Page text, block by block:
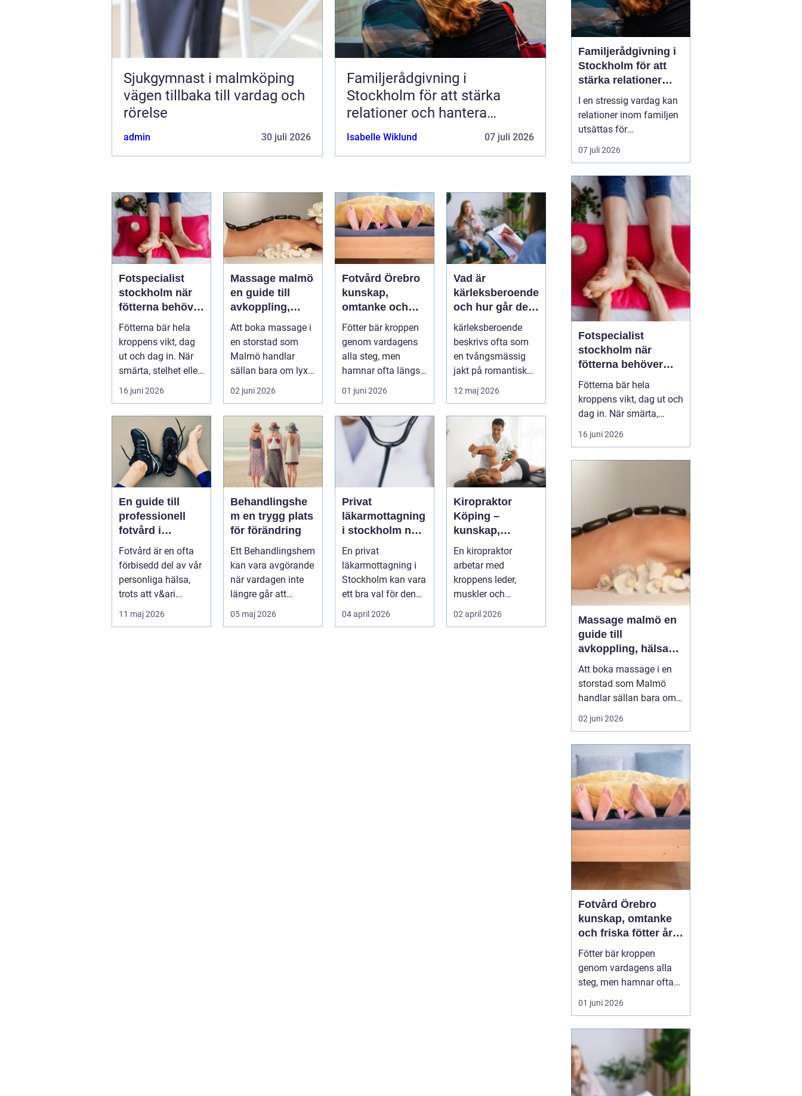
Sjukgymnast i malmköping
vägen tillbaka till vardag och
rörelse
admin 30 juli 2026
Familjerådgivning i
Stockholm för att stärka
relationer och hantera
utmaningar
Isabelle Wiklund 07 juli 2026
Fotspecialist
stockholm när
fötterna behöver
mer än vila
Fötterna bär hela
kroppens vikt, dag
ut och dag in. När
smärta, stelhet eller
felställningar
uppstår...
16 juni 2026
Massage malmö
en guide till
avkoppling,
hälsa och
välmående
Att boka massage i
en storstad som
Malmö handlar
sällan bara om lyx.
För många är det ett
sätt att h...
02 juni 2026
Fotvård Örebro
kunskap,
omtanke och
friska fötter året
Fötter bär kroppen
genom vardagens
alla steg, men
hamnar ofta längst
ner på
prioriteringslistan.
Mån...
01 juni 2026
Vad är
kärleksberoende
och hur går det
att bryta
mönstret?
kärleksberoende
beskrivs ofta som
en tvångsmässig
jakt på romantisk
kärlek, närhet eller
bekräftelse...
12 maj 2026
En guide till
professionell
fotvård i
Helsingborg
Fotvård är en ofta
förbisedd del av vår
personliga hälsa,
trots att v&ari...
11 maj 2026
Behandlingshe
m en trygg plats
för förändring
Ett Behandlingshem
kan vara avgörande
när vardagen inte
längre går att
hantera på egen
hand. För mån...
05 maj 2026
Privat
läkarmottagning
i stockholm när
du vill ha tid,
trygghet och
specialistvård
En privat
läkarmottagning i
Stockholm kan vara
ett bra val för den
som vill träffa en
erfaren specia...
04 april 2026
Kiropraktor
Köping –
kunskap,
trygghet och
behandling som
gör skillnad
En kiropraktor
arbetar med
kroppens leder,
muskler och
nervsystem för att
minska smärta, f...
02 april 2026
Familjerådgivning i
Stockholm för att
stärka relationer
och hantera
utmaningar
I en stressig vardag kan
relationer inom familjen
utsättas för
påfrestningar och
konflikter.
Stockholm erbjuder stöd
och verktyg för a...
07 juli 2026
Fotspecialist
stockholm när
fötterna behöver
mer än vila
Fötterna bär hela
kroppens vikt, dag ut och
dag in. När smärta,
stelhet eller
felställningar uppstår
väntar länge innan de
söker hjälp, trots att tidig
utre...
16 juni 2026
Massage malmö en
guide till
avkoppling, hälsa
och välmående
Att boka massage i en
storstad som Malmö
handlar sällan bara om
lyx. För många är det ett
sätt att hantera
långvarig smärta eller
stress som aldrig verkar
ge med sig. Samtidigt
växer intresset för både
klassisk svensk
massage och...
02 juni 2026
Fotvård Örebro
kunskap, omtanke
och friska fötter året
runt
Fötter bär kroppen
genom vardagens alla
steg, men hamnar ofta
längst ner på
prioriteringslistan.
när problemen redan gör
ont, skaver eller
begränsar vardagen.
Medgenomtänkt fotvård
01 juni 2026